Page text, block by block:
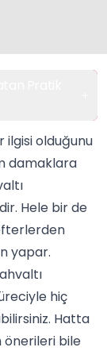
ilgisi olduğunu
damaklara
Hele bir de
yapar.
hiç
Hatta
önerileri bile